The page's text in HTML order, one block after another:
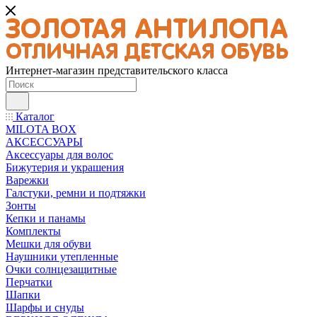
Интернет-магазин представительского класса
Каталог
MILOTA BOX
АКСЕССУАРЫ
Аксессуары для волос
Бижутерия и украшения
Варежки
Галстуки, ремни и подтяжки
Зонты
Кепки и панамы
Комплекты
Мешки для обуви
Наушники утепленные
Очки солнцезащитные
Перчатки
Шапки
Шарфы и снуды